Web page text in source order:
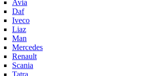
Avia
Daf
Iveco
Liaz
Man
Mercedes
Renault
Scania
Tatra